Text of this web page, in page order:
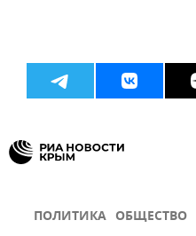
ПОЛИТИКА ОБЩЕСТВО